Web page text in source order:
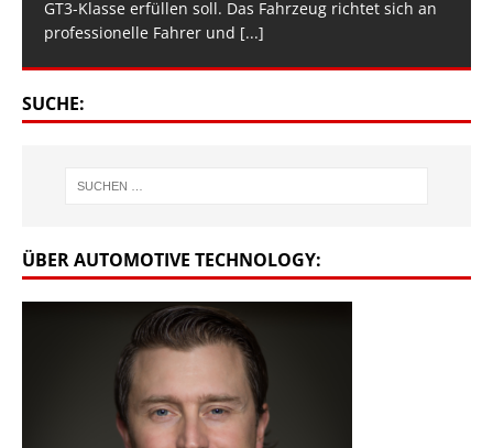
GT3-Klasse erfüllen soll. Das Fahrzeug richtet sich an
professionelle Fahrer und [...]
SUCHE:
ÜBER AUTOMOTIVE TECHNOLOGY: